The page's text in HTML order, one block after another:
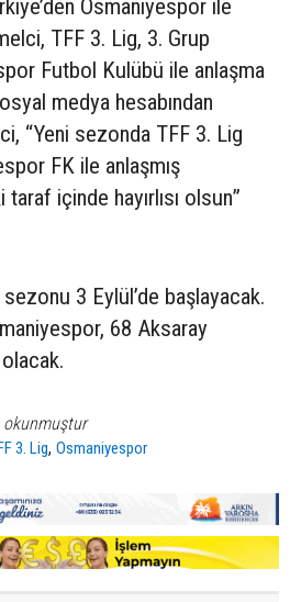
Osmaniyespor ile
TFF 3. Lig, 3. Grup
Futbol Kulübü ile anlaşma
medya hesabından
“Yeni sezonda TFF 3. Lig
FK ile anlaşmış
içinde hayırlısı olsun”
3 Eylül’de başlayacak.
68 Aksaray
3. Lig,Osmaniyespor